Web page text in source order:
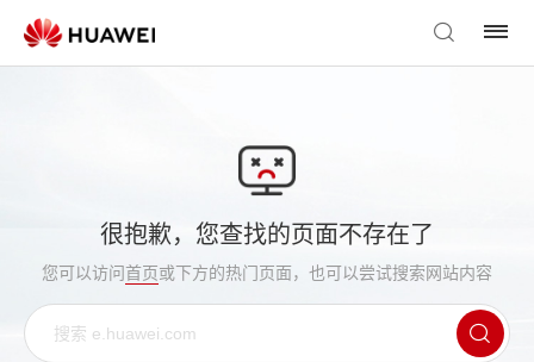
很抱歉，您查找的页面不存在了
您可以访问首页或下方的热门页面，也可以尝试搜索网站内容